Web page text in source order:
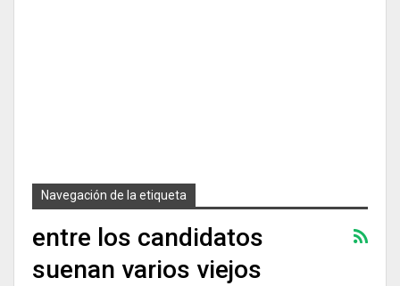
Navegación de la etiqueta
entre los candidatos
suenan varios viejos